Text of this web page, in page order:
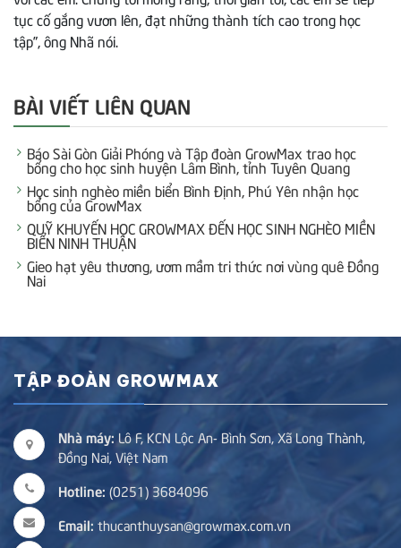
tục cố gắng vươn lên, đạt những thành tích cao trong học
tập”, ông Nhã nói.
BÀI VIẾT LIÊN QUAN
Báo Sài Gòn Giải Phóng và Tập đoàn GrowMax trao học
bổng cho học sinh huyện Lâm Bình, tỉnh Tuyên Quang
Học sinh nghèo miền biển Bình Định, Phú Yên nhận học
bổng của GrowMax
QUỸ KHUYẾN HỌC GROWMAX ĐẾN HỌC SINH NGHÈO MIỀN
BIỂN NINH THUẬN
Gieo hạt yêu thương, ươm mầm tri thức nơi vùng quê Đồng
Nai
TẬP ĐOÀN GROWMAX
Nhà máy: Lô F, KCN Lộc An- Bình Sơn, Xã Long Thành,
Đồng Nai, Việt Nam
Hotline: (0251) 3684096
Email: thucanthuysan@growmax.com.vn